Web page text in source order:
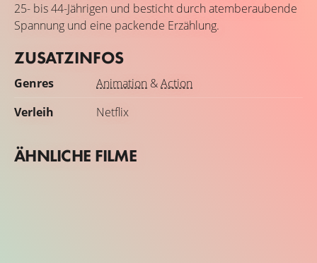
25- bis 44-Jährigen und besticht durch atemberaubende
Spannung und eine packende Erzählung.
ZUSATZINFOS
Genres Animation &Action
Verleih
Netflix
ÄHNLICHE FILME